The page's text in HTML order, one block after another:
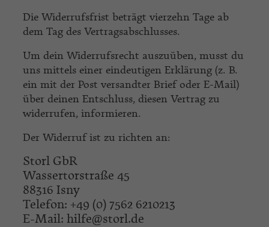
Die Widerrufsfrist beträgt vierzehn Tage ab
dem Tag des Vertragsabschlusses.
Um dein Widerrufsrecht auszuüben, musst du
uns mittels einer eindeutigen Erklärung (z. B.
ein mit der Post versandter Brief oder E-Mail)
über deinen Entschluss, diesen Vertrag zu
widerrufen, informieren.
Der Widerruf ist zu richten an:
Storl GbR
Wassertorstraße 45
88316 Isny
Telefon: +49 (0) 7562 6210213
E-Mail: hilfe@storl.de